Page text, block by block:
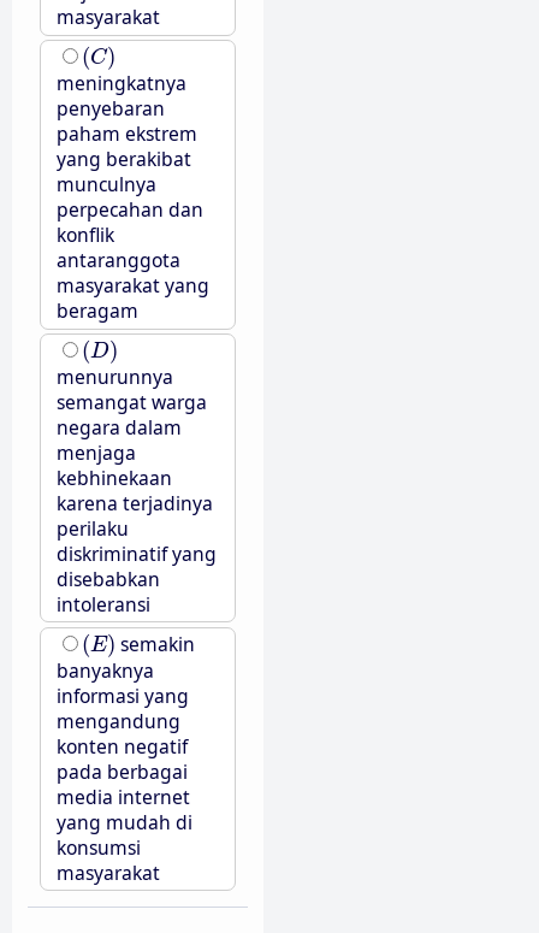
masyarakat
(C)
(C)
meningkatnya
penyebaran
paham ekstrem
yang berakibat
munculnya
perpecahan dan
konflik
antaranggota
masyarakat yang
beragam
(D)
(D)
menurunnya
semangat warga
negara dalam
menjaga
kebhinekaan
karena terjadinya
perilaku
diskriminatif yang
disebabkan
intoleransi
(E)
(E) semakin
banyaknya
informasi yang
mengandung
konten negatif
pada berbagai
media internet
yang mudah di
konsumsi
masyarakat